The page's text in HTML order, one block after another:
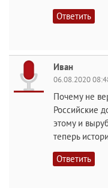
Ответить
Иван
06.08.2020
Почему не
Российские
этому и
теперь
Ответить